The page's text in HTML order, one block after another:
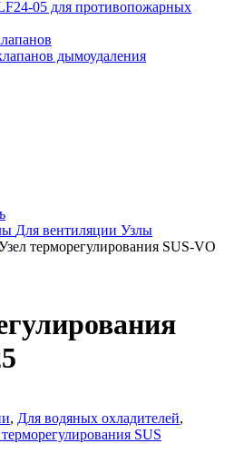
Для вентиляции Узлы
терморегулирования SUS-VO
, Для водяных охладителей,
SUS